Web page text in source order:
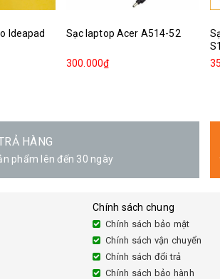
Ideapad
Sạc laptop Acer A514-52
300.000₫
HÀNG
Chính sách chung
Chính sách bảo mật
Chính sách vận chuyển
Chính sách đổi trả
Chính sách bảo hành